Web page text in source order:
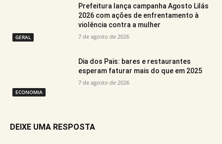
GERAL
Prefeitura lança campanha Agosto Lilás
2026 com ações de enfrentamento à
violência contra a mulher
7 de agosto de 2026
ECONOMIA
Dia dos Pais: bares e restaurantes
esperam faturar mais do que em 2025
7 de agosto de 2026
DEIXE UMA RESPOSTA